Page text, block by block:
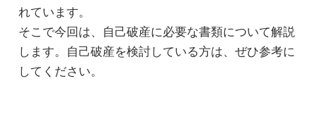
れています。
そこで今回は、自己破産に必要な書類について解説
します。自己破産を検討している方は、ぜひ参考に
してください。